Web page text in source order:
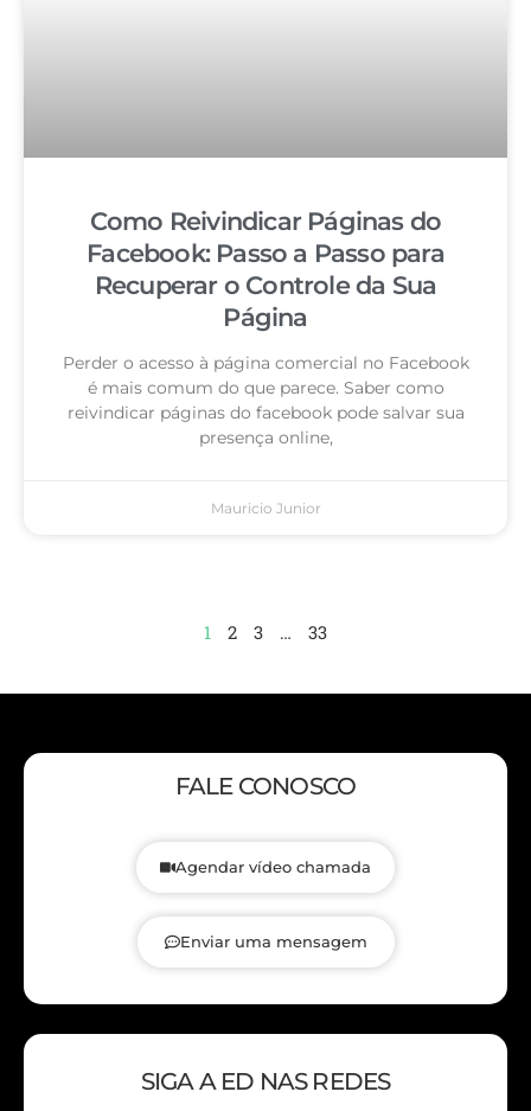
Como Reivindicar Páginas do
Facebook: Passo a Passo para
Recuperar o Controle da Sua
Página
Perder o acesso à página comercial no Facebook
é mais comum do que parece. Saber como
reivindicar páginas do facebook pode salvar sua
presença online,
Mauricio Junior
1 2 3 … 33
FALE CONOSCO
Agendar vídeo chamada
Enviar uma mensagem
SIGA A ED NAS REDES